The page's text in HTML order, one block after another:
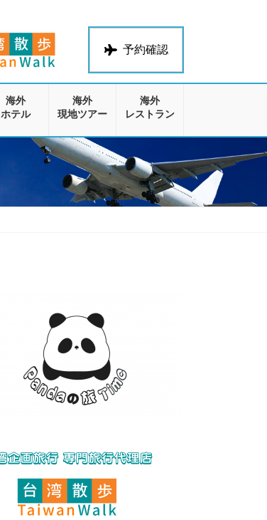
予約確認
海外
ホテル
海外
現地ツアー
海外
レストラン